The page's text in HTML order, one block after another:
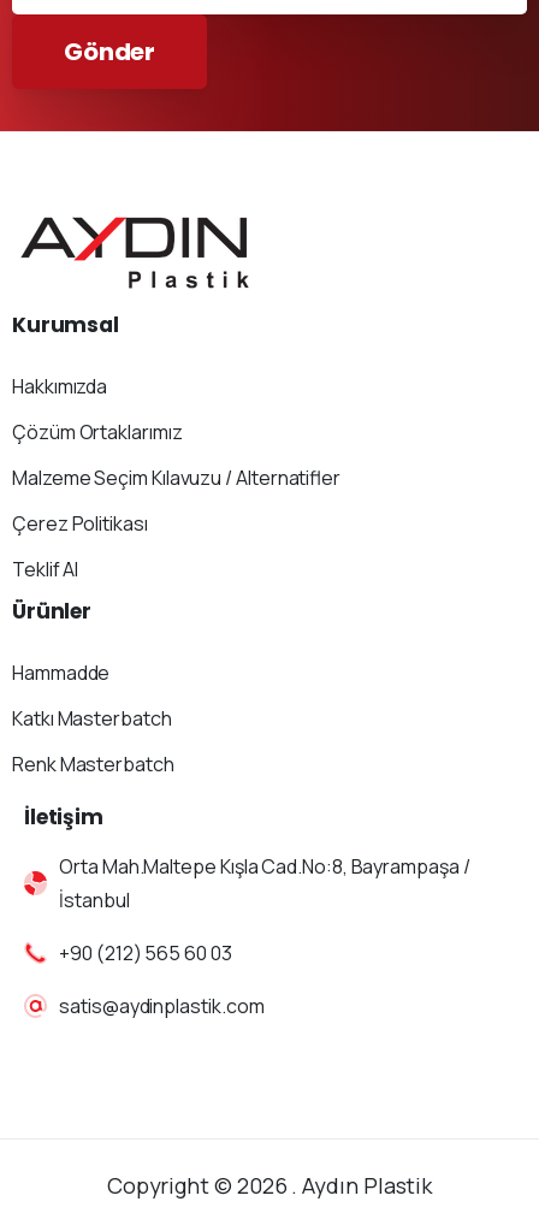
Kurumsal
Hakkımızda
Çözüm Ortaklarımız
Malzeme Seçim Kılavuzu / Alternatifler
Çerez Politikası
Teklif Al
Ürünler
Hammadde
Katkı Masterbatch
Renk Masterbatch
İletişim
Orta Mah.Maltepe Kışla Cad.No:8, Bayrampaşa /
İstanbul
+90 (212) 565 60 03
satis@aydinplastik.com
Copyright © 2026 . Aydın Plastik